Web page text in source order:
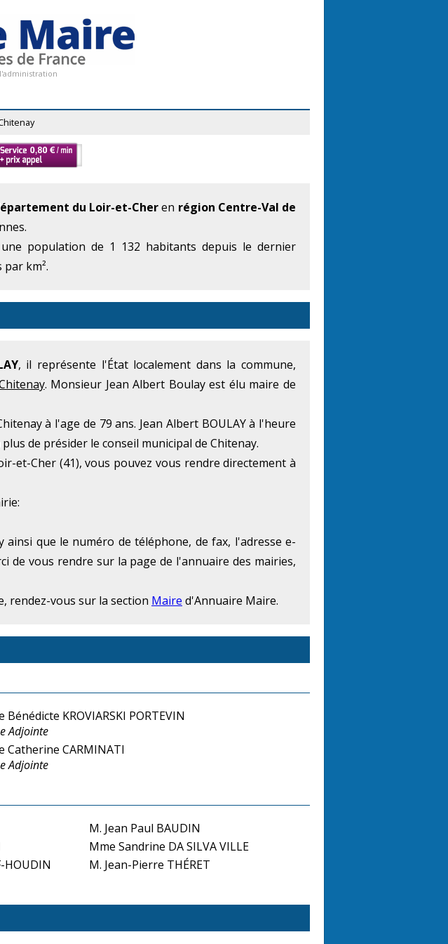
du Loir-et-Cheren région Centre-Val de
population de 1 132 habitants depuis le dernier
km².
, il représente l'État localement dans la commune,
. Monsieur Jean Albert Boulay est élu maire de
à l'age de 79 ans. Jean Albert BOULAY à l'heure
de présider le conseil municipal de Chitenay.
et-Cher (41), vous pouvez vous rendre directement à
ainsi que le numéro de téléphone, de fax, l'adresse e-
de vous rendre sur la page de l'annuaire des mairies,
rendez-vous sur la section Maire d'Annuaire Maire.
Bénédicte KROVIARSKI PORTEVIN
Adjointe
Catherine CARMINATI
Adjointe
M. Jean Paul BAUDIN
Mme Sandrine DA SILVA VILLE
HOUDIN
M. Jean-Pierre THÉRET